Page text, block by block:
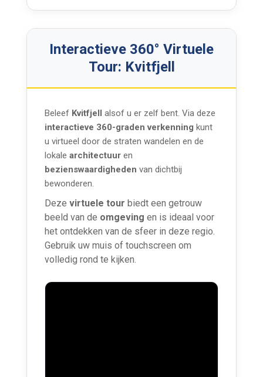
Interactieve 360° Virtuele
Tour: Kvitfjell
Beleef Kvitfjell
alsof u er zelf bent. Via deze
interactieve 360-graden verkenning kunt
u virtueel door de straten wandelen en de
lokale architectuur en
bezienswaardigheden van dichtbij
bewonderen.
Deze virtuele tour biedt een getrouw
beeld van de omgeving en is ideaal voor
het ontdekken van de sfeer in deze regio.
Gebruik uw muis of touchscreen om
volledig rond te kijken.